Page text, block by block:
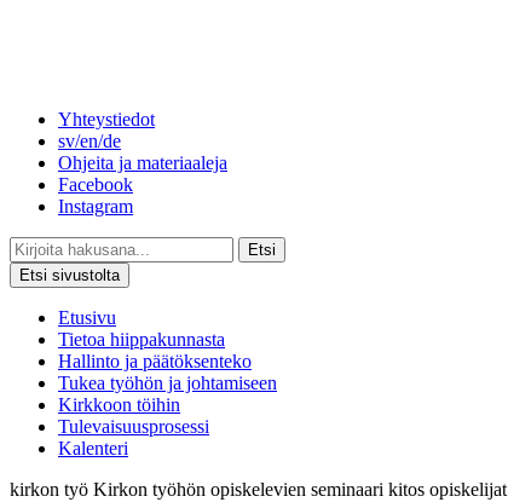
Yhteystiedot
sv/en/de
Ohjeita ja materiaaleja
Facebook
Instagram
Etsi
Etsi sivustolta
Etusivu
Tietoa hiippakunnasta
Hallinto ja päätöksenteko
Tukea työhön ja johtamiseen
Kirkkoon töihin
Tulevaisuusprosessi
Kalenteri
kirkon työ Kirkon työhön opiskelevien seminaari kitos opiskelijat